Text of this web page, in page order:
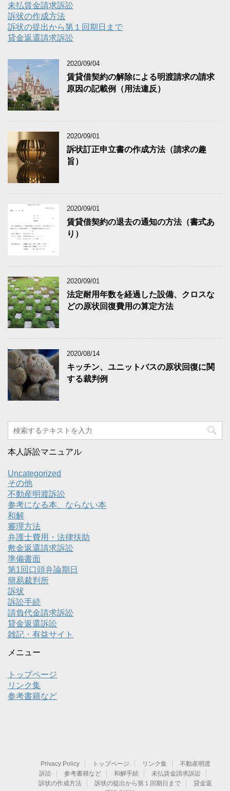
未払賃金請求訴訟
訴状の作成方法
訴状の提出から第１回期日まで
貸金返還請求訴訟
2020/09/04
賃貸借契約の解除による明渡請求の請求
原因の記載例（用法違反）
2020/09/01
訴状訂正申立書の作成方法（請求の趣
旨）
2020/09/01
賃貸借契約の退去の通知の方法（書式あ
り）
2020/09/01
法定耐用年数を経過した設備、クロスな
どの原状回復費用の算定方法
2020/08/14
キッチン、ユニットバスの原状回復に関
する裁判例
本人訴訟マニュアル
Uncategorized
その他
不動産明渡訴訟
参考になる本、ならない本
和解
審理方法
弁護士費用・法律扶助
敷金返還請求訴訟
準備書面
第1回口頭弁論期日
簡易裁判所
訴状
訴訟手続
請負代金請求訴訟
貸金返還訴訟
雑記・有益サイト
メニュー
トップページ
リンク集
参考書籍など
Privacy Policy トップページ リンク集
不動産明渡
訴訟
参考書籍など 和解手続
未払賃金請求訴訟
訴状の作成方法
訴状の提出から第１回期日まで
貸金返